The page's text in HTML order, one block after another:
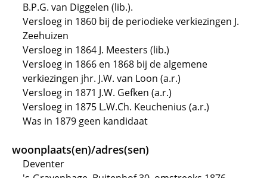
B.P.G. van Diggelen (lib.).
Versloeg in 1860 bij de periodieke verkiezingen J.
Zeehuizen
Versloeg in 1864 J. Meesters (lib.)
Versloeg in 1866 en 1868 bij de algemene
verkiezingen jhr. J.W. van Loon (a.r.)
Versloeg in 1871 J.W. Gefken (a.r.)
Versloeg in 1875 L.W.Ch. Keuchenius (a.r.)
Was in 1879 geen kandidaat
woonplaats(en)/adres(sen)
Deventer